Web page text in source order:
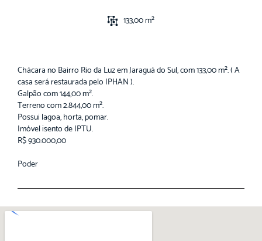
133,00 m²
Chácara no Bairro Rio da Luz em Jaraguá do Sul, com 133,00 m². ( A
casa será restaurada pelo IPHAN ).
Galpão com 144,00 m².
Terreno com 2.844,00 m².
Possui lagoa, horta, pomar.
Imóvel isento de IPTU.
R$ 930.000,00
Poder